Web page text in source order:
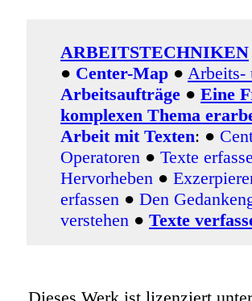
ARBEITSTECHNIKEN
● Center-Map ● Arbeits-
Arbeitsaufträge ● Eine
komplexen Thema
Arbeit mit Texten: ●
Operatoren ● Texte
Hervorheben ●
erfassen ● Den
verstehen ● Texte